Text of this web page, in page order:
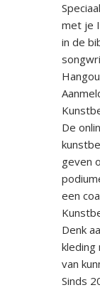
met je
in de
De
geven
een
Denk
kleding
van
Sinds